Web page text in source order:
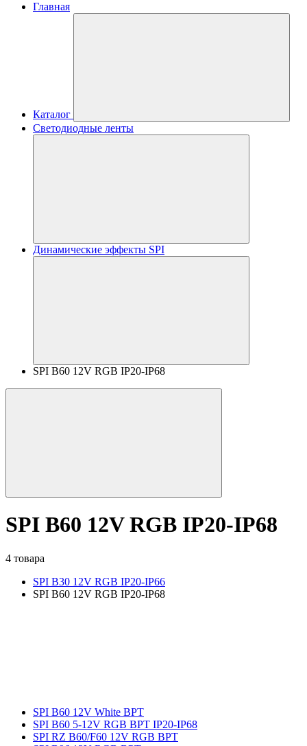
Главная
Каталог
Светодиодные ленты
Динамические эффекты SPI
SPI B60 12V RGB IP20-IP68
SPI B60 12V RGB IP20-IP68
4 товара
SPI B30 12V RGB IP20-IP66
SPI B60 12V RGB IP20-IP68
SPI B60 12V White BPT
SPI B60 5-12V RGB BPT IP20-IP68
SPI RZ B60/F60 12V RGB BPT